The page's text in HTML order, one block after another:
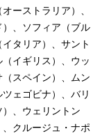
ーストラリア）、
、ソフィア（ブル
タリア）、サント
イギリス）、ウッ
スペイン）、ムン
ェゴビナ）、バリ
、ウェリントン
、クルージュ・ナポ